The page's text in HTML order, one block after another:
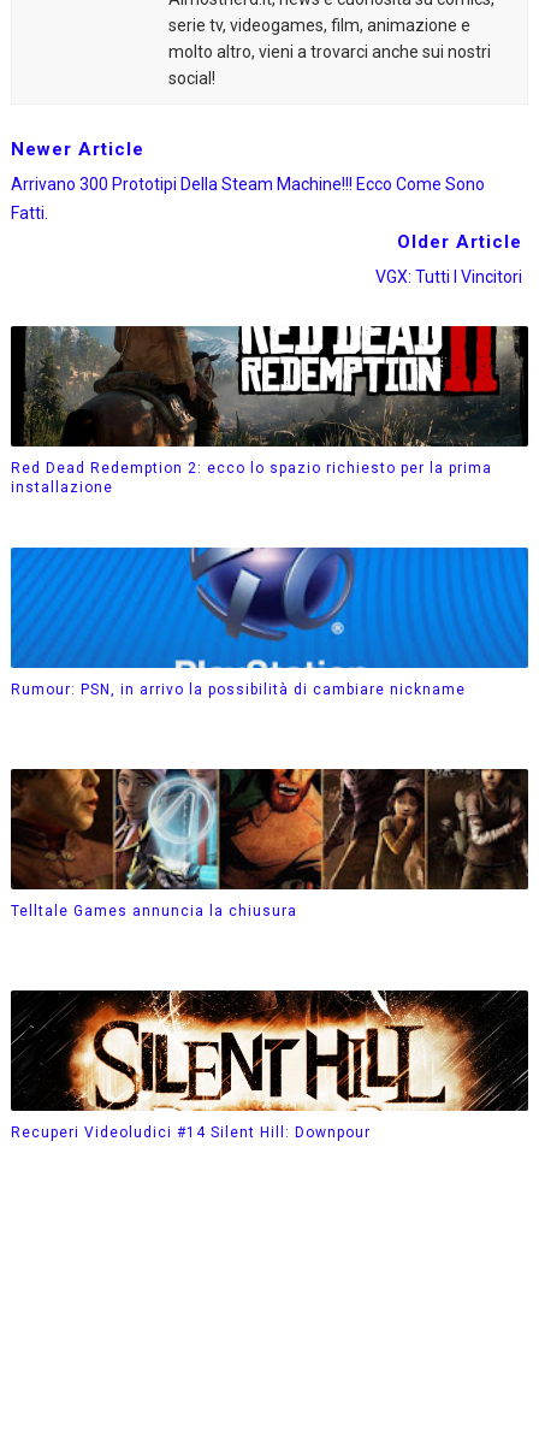
serie tv, videogames, film, animazione e
molto altro, vieni a trovarci anche sui nostri
social!
Newer Article
Arrivano 300 Prototipi Della Steam Machine!!! Ecco Come Sono
Fatti.
Older Article
VGX: Tutti I Vincitori
Red Dead Redemption 2: ecco lo spazio richiesto per la prima
installazione
Rumour: PSN, in arrivo la possibilità di cambiare nickname
Telltale Games annuncia la chiusura
Recuperi Videoludici #14 Silent Hill: Downpour